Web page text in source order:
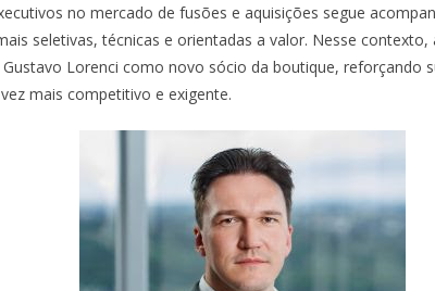
no mercado de fusões e aquisições segue
seletivas, técnicas e orientadas a valor. Nesse
Lorenci como novo sócio da boutique, reforçando
mais competitivo e exigente.